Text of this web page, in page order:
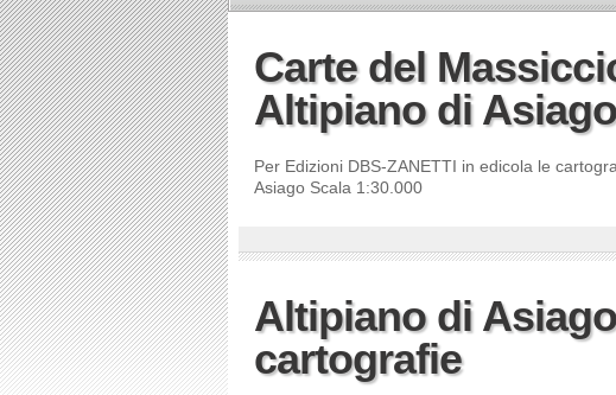
Carte del
Altipiano di
Per Edizioni DBS-ZANETTI in edicola le
Asiago Scala 1:30.000
Altipiano di
cartografie